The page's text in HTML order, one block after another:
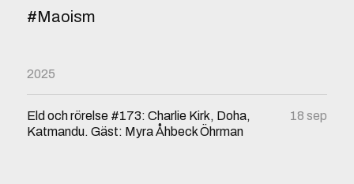
#Maoism
2025
Eld och rörelse #173: Charlie Kirk, Doha,
Katmandu. Gäst: Myra Åhbeck Öhrman
18 sep